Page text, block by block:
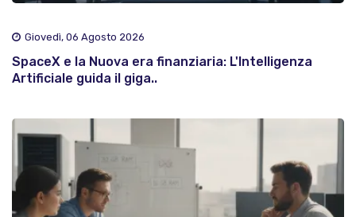
Giovedì, 06 Agosto 2026
SpaceX e la Nuova era finanziaria: L'Intelligenza
Artificiale guida il giga..